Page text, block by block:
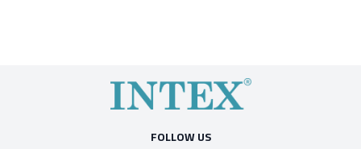
FOLLOW US